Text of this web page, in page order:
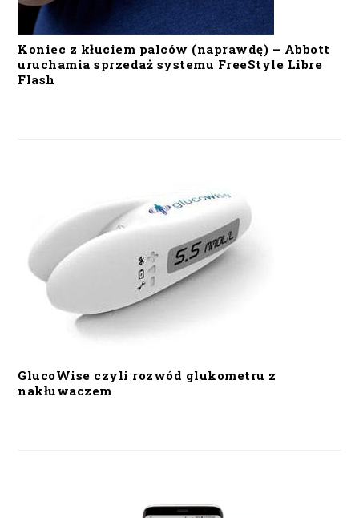
Koniec z kłuciem palców (naprawdę) – Abbott
uruchamia sprzedaż systemu FreeStyle Libre
Flash
GlucoWise czyli rozwód glukometru z
nakłuwaczem